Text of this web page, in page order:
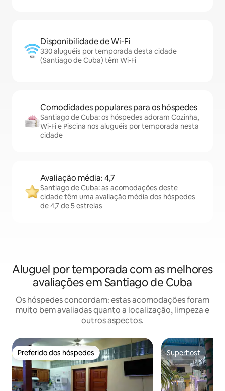
Disponibilidade de Wi-Fi
330 aluguéis por temporada desta cidade
(Santiago de Cuba) têm Wi-Fi
Comodidades populares para os hóspedes
Santiago de Cuba: os hóspedes adoram Cozinha,
Wi-Fi e Piscina nos aluguéis por temporada nesta
cidade
Avaliação média: 4,7
Santiago de Cuba: as acomodações deste
cidade têm uma avaliação média dos hóspedes
de 4,7 de 5 estrelas
Aluguel por temporada com as melhores
avaliações em Santiago de Cuba
Os hóspedes concordam: estas acomodações foram
muito bem avaliadas quanto a localização, limpeza e
outros aspectos.
Preferido dos hóspedes
Preferido dos hóspedes Superhost
Superhost